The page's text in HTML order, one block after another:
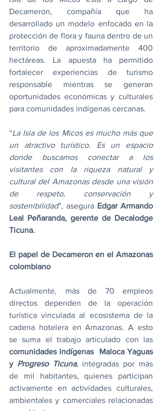
Decameron, compañía que ha
desarrollado un modelo enfocado en la
protección de flora y fauna dentro de un
territorio de aproximadamente 400
hectáreas. La apuesta ha permitido
fortalecer experiencias de turismo
responsable mientras se generan
oportunidades económicas y culturales
para comunidades indígenas cercanas.
“La Isla de los Micos es mucho más que
un atractivo turístico. Es un espacio
donde buscamos conectar a los
visitantes con la riqueza natural y
cultural del Amazonas desde una visión
de respeto, conservación y
sostenibilidad”, asegura Edgar Armando
Leal Peñaranda, gerente de Decalodge
Ticuna.
El papel de Decameron en el Amazonas
colombiano
Actualmente, más de 70 empleos
directos dependen de la operación
turística vinculada al ecosistema de la
cadena hotelera en Amazonas. A esto
comunidades indígenas  Maloca Yaguas
y Progreso Ticuna, integradas por más
de mil habitantes, quienes participan
activamente en actividades culturales,
ambientales y comerciales relacionadas